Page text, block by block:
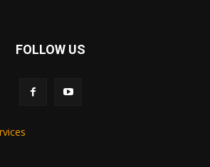
FOLLOW US